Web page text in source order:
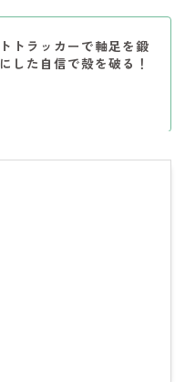
トラッカーで軸足を鍛
した自信で殻を破る！